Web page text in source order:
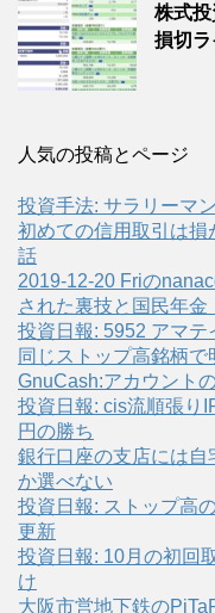
株式
損切
人気の投稿とページ
投資手法: サラリーマ
初めての信用取引は損
話
2019-12-20 Friの
された裏技と国民年
投資日報: 5952 アマ
同じストップ高銘柄で
GnuCash:アカウント
投資日報: cis流順張り
円の勝ち
銀行口座の支店には自
か選べない
投資日報: ストップ高
更新
投資日報: 10月の初回
け
大阪市営地下鉄の